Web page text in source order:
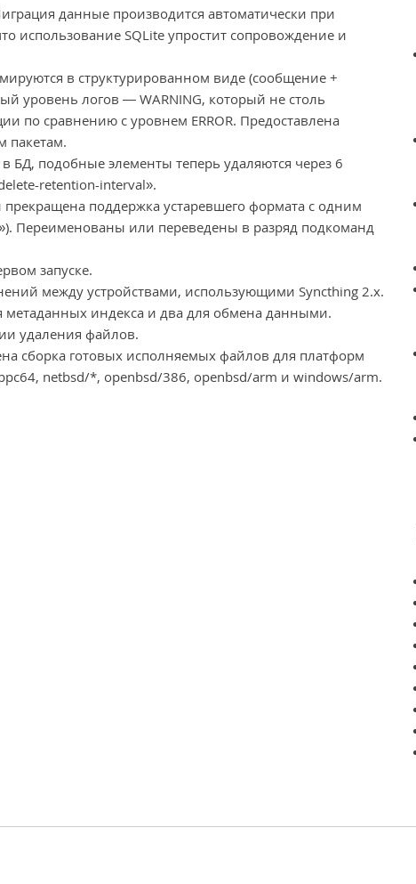
данные производится автоматически при
использование SQLite упростит сопровождение и
в структурированном виде (сообщение +
уровень логов — WARNING, который не столь
по сравнению с уровнем ERROR. Предоставлена
пакетам.
подобные элементы теперь удаляются через 6
retention-interval».
поддержка устаревшего формата с одним
Переименованы или переведены в разряд подкоманд
запуске.
между устройствами, использующими Syncthing 2.x.
индекса и два для обмена данными.
удаления файлов.
сборка готовых исполняемых файлов для платформ
netbsd/*, openbsd/386, openbsd/arm и windows/arm.